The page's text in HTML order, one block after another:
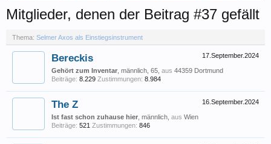
Mitglieder, denen der Beitrag #37 gefällt
Thema: Selmer Axos als Einstiegsinstrument
17.September.2024
Bereckis
Gehört zum Inventar , männlich, 65, aus 44359 Dortmund
Beiträge: 8.229 Zustimmungen: 8.984
16.September.2024
The Z
Ist fast schon zuhause hier , männlich, aus Wien
Beiträge: 521 Zustimmungen: 846